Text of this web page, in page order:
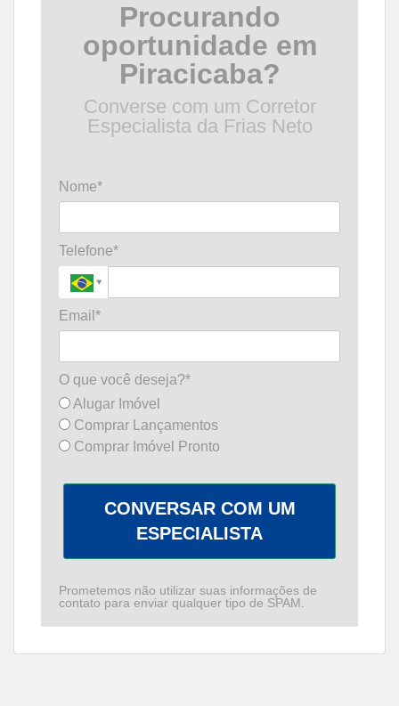
Procurando
oportunidade em
Piracicaba?
Converse com um Corretor
Especialista da Frias Neto
Nome*
Telefone*
Email*
O que você deseja?*
Alugar Imóvel
Comprar Lançamentos
Comprar Imóvel Pronto
CONVERSAR COM UM
ESPECIALISTA
Prometemos não utilizar suas informações de
contato para enviar qualquer tipo de SPAM.